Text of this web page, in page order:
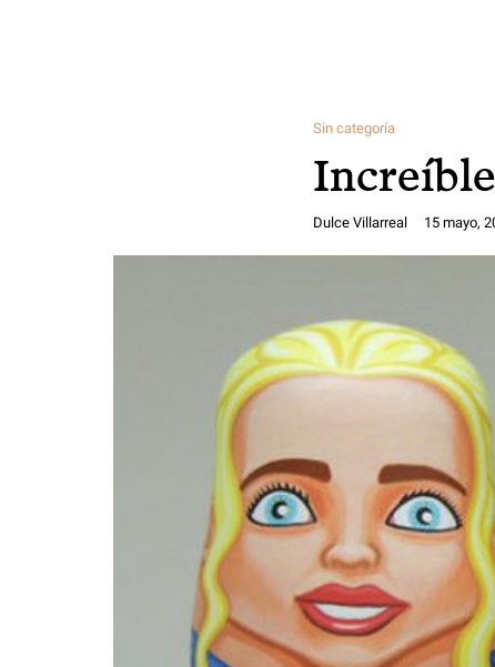
Sin categoría
Dulce Villarreal 15 mayo,